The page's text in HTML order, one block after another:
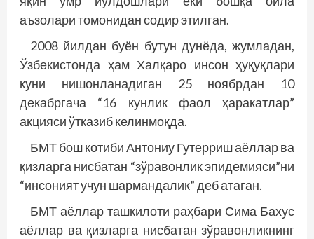
аъзолари томонидан содир этилган.
2008 йилдан буён бутун дунёда, жумладан,
Ўзбекистонда ҳам Халқаро инсон ҳуқуқлари
куни нишонланадиган 25 ноябрдан 10
декабргача “16 кунлик фаол ҳаракатлар”
акцияси ўтказиб келинмоқда.
БМТ бош котиби Антониу Гутерриш аёллар ва
қизларга нисбатан “зўравонлик эпидемияси”ни
“инсоният учун шармандалик” деб атаган.
БМТ аёллар ташкилоти раҳбари Сима Бахус
аёллар ва қизларга нисбатан зўравонликнинг